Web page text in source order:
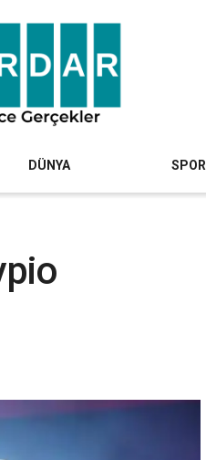
DÜNYA SPOR